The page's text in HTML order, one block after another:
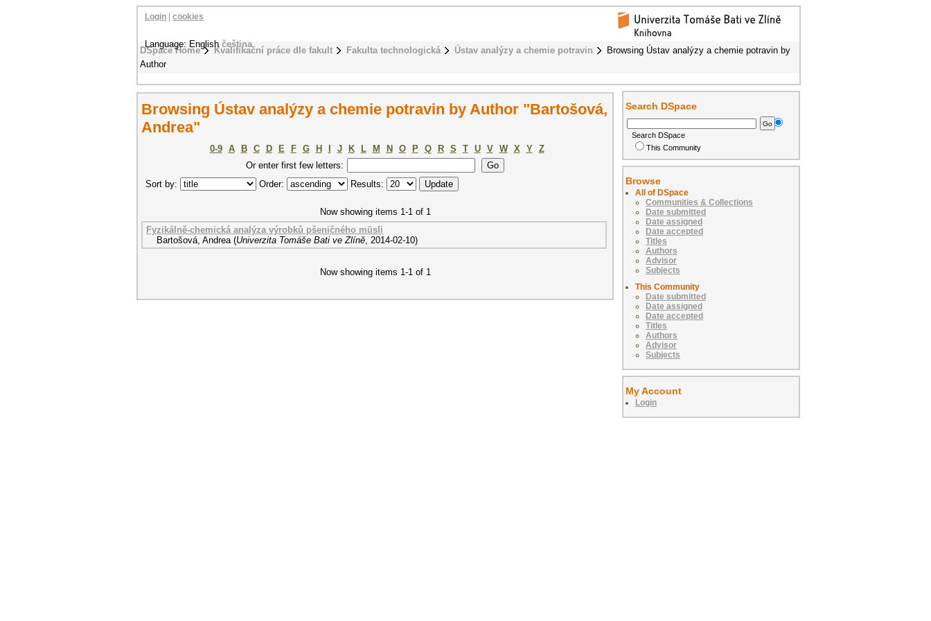
DSpace Home Kvalifikační práce dle fakult Fakulta technologická Ústav analýzy a chemie potravin
Browsing Ústav analýzy a chemie potravin by
Author
Login cookies
Language: Englishčeština
Browsing Ústav analýzy a chemie potravin by Author "Bartošová,
Andrea"
0-9 A B C D E F G H J K L M N O P Q R S T U V W X Y
Z
Or enter first few letters:
Sort by:
Order: Results:
Now showing items 1-1 of 1
Fyzikálně-chemická analýza výrobků pšeničného müsli
Bartošová, Andrea (Univerzita Tomáše Bati ve Zlíně, 2014-02-10)
Now showing items 1-1 of 1
Search DSpace
Search DSpace
This Community
Browse
All of DSpace
Communities & Collections
Date submitted
Date assigned
Date accepted
Titles
Authors
Advisor
Subjects
This Community
Date submitted
Date assigned
Date accepted
Titles
Authors
Advisor
Subjects
My Account
Login